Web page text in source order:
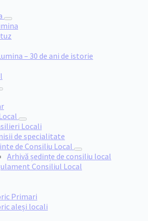
– 30 de ani de istorie
Locali
de specialitate
de Consiliu Local
Arhivă ședințe de consiliu local
Consiliul Local
Primari
aleși locali